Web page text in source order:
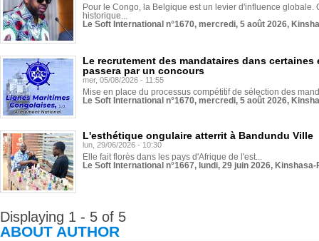
Pour le Congo, la Belgique est un levier d'influence globale.
historique...
Le Soft International n°1670, mercredi, 5 août 2026,
Le recrutement des mandataires dans
passera par un concours
mer, 05/08/2026 - 11:55
Mise en place du processus compétitif de sélection des
Le Soft International n°1670, mercredi, 5 août 2026,
L'esthétique ongulaire atterrit à Bandundu Ville
lun, 29/06/2026 - 10:30
Elle fait florès dans les pays d'Afrique de l'est...
Le Soft International n°1667, lundi, 29 juin 2026,
Displaying 1 - 5 of 5
ABOUT AUTHOR